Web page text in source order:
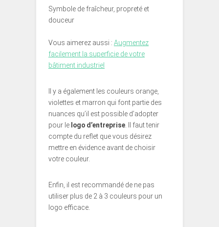
Symbole de fraîcheur, propreté et
douceur
Vous aimerez aussi : Augmentez
facilement la superficie de votre
bâtiment industriel
Il y a également les couleurs orange,
violettes et marron qui font partie des
nuances qu’il est possible d’adopter
pour le logo d’entreprise . Il faut tenir
compte du reflet que vous désirez
mettre en évidence avant de choisir
votre couleur.
Enfin, il est recommandé de ne pas
utiliser plus de 2 à 3 couleurs pour un
logo efficace.